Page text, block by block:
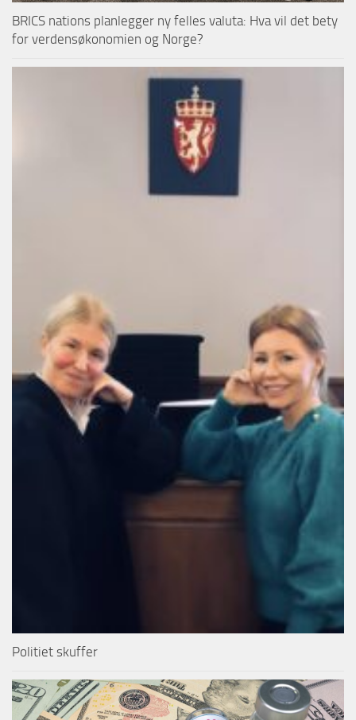
BRICS nations planlegger ny felles valuta: Hva vil det bety
for verdensøkonomien og Norge?
Politiet skuffer